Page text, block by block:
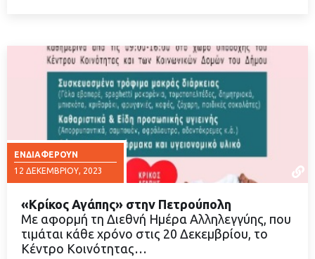
ΕΝΔΙΑΦΈΡΟΥΝ
12 ΔΕΚΕΜΒΡΊΟΥ, 2023
ΔΙΑΒΑΣΤΕ ΠΕΡΙΣΣΟΤΕΡΑ
«Κρίκος Αγάπης» στην Πετρούπολη
Με αφορμή τη Διεθνή Ημέρα Αλληλεγγύης, που
τιμάται κάθε χρόνο στις 20 Δεκεμβρίου, το
Κέντρο Κοινότητας…